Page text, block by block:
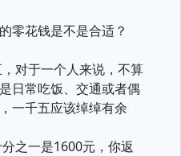
零花钱是不是合适？
对于一个人来说，不算
日常吃饭、交通或者偶
一千五应该绰绰有余
之一是1600元，你返